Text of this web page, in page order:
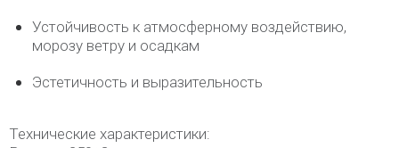
Устойчивость к атмосферному воздействию,
морозу ветру и осадкам
Эстетичность и выразительность
Технические характеристики: